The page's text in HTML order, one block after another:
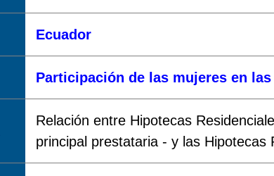
Ecuador
Participación de las mujeres en
Relación entre Hipotecas
principal prestataria - y las Hipotecas